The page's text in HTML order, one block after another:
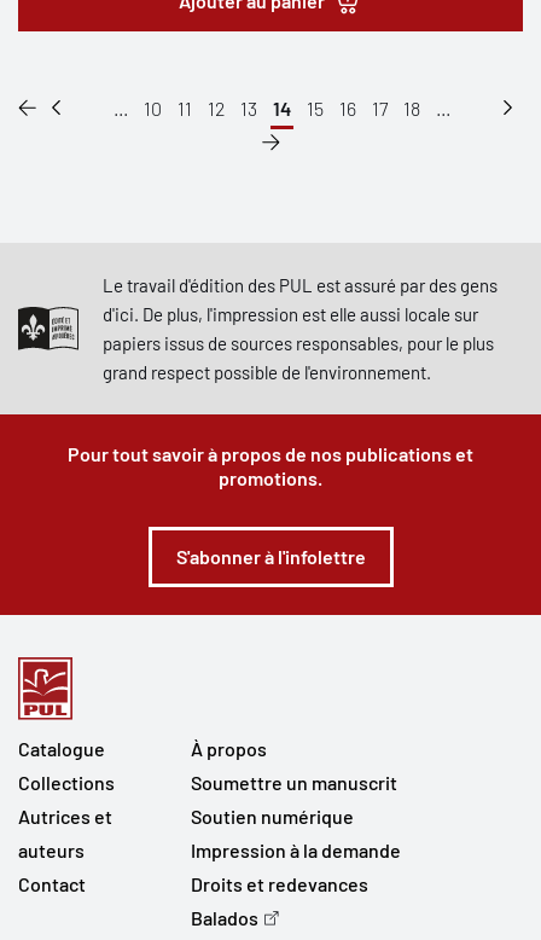
... 10 11 12 13 14 15 16 17 18 ...
Le travail d'édition des PUL est assuré par des gens
d'ici. De plus, l'impression est elle aussi locale sur
papiers issus de sources responsables, pour le plus
grand respect possible de l'environnement.
Pour tout savoir à propos de nos publications et
promotions.
S'abonner à l'infolettre
Catalogue
Collections
Autrices et
auteurs
Contact
À propos
Soumettre un manuscrit
Soutien numérique
Impression à la demande
Droits et redevances
Balados